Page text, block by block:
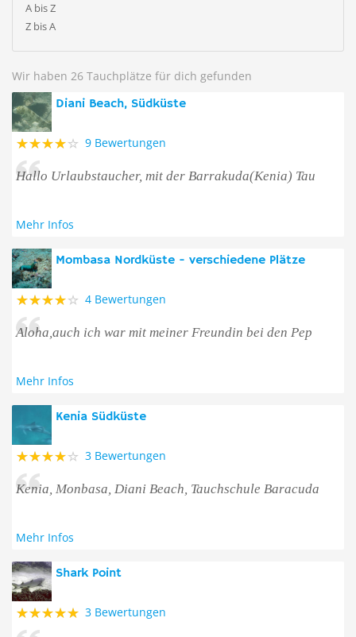
A bis Z
Z bis A
Wir haben 26 Tauchplätze für dich gefunden
Diani Beach, Südküste
9 Bewertungen
Hallo Urlaubstaucher, mit der Barrakuda(Kenia) Tau
Mehr Infos
Mombasa Nordküste - verschiedene Plätze
4 Bewertungen
Aloha,auch ich war mit meiner Freundin bei den Pep
Mehr Infos
Kenia Südküste
3 Bewertungen
Kenia, Monbasa, Diani Beach, Tauchschule Baracuda
Mehr Infos
Shark Point
3 Bewertungen